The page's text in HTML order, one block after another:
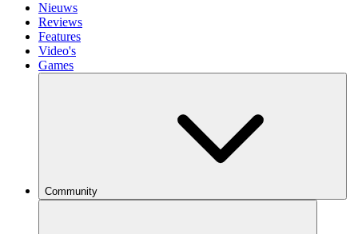
Nieuws
Reviews
Features
Video's
Games
Community